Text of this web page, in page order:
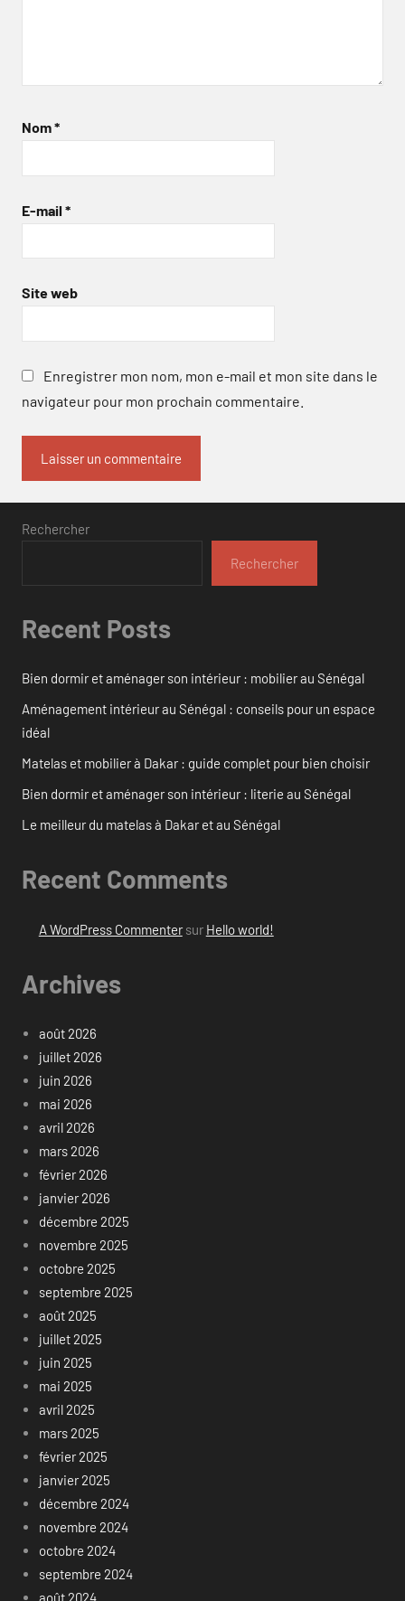
Nom*
E-mail *
Site web
Enregistrer mon nom, mon e-mail et mon site dans le
navigateur pour mon prochain commentaire.
Rechercher
Rechercher
Recent Posts
Bien dormir et aménager son intérieur : mobilier au Sénégal
Aménagement intérieur au Sénégal : conseils pour un espace
idéal
Matelas et mobilier à Dakar : guide complet pour bien choisir
Bien dormir et aménager son intérieur : literie au Sénégal
Le meilleur du matelas à Dakar et au Sénégal
Recent Comments
A WordPress Commentersur Hello world!
Archives
août 2026
juillet 2026
juin 2026
mai 2026
avril 2026
mars 2026
février 2026
janvier 2026
décembre 2025
novembre 2025
octobre 2025
septembre 2025
août 2025
juillet 2025
juin 2025
mai 2025
avril 2025
mars 2025
février 2025
janvier 2025
décembre 2024
novembre 2024
octobre 2024
septembre 2024
août 2024